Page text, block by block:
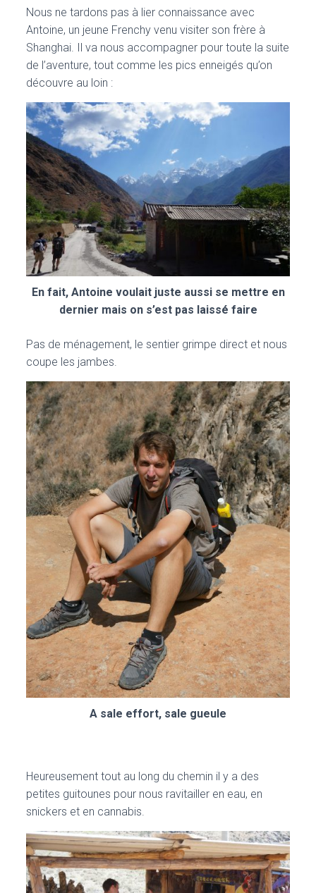
Nous ne tardons pas à lier connaissance avec
Antoine, un jeune Frenchy venu visiter son frère à
Shanghai. Il va nous accompagner pour toute la suite
de l’aventure, tout comme les pics enneigés qu’on
découvre au loin :
En fait, Antoine voulait juste aussi se mettre en
dernier mais on s’est pas laissé faire
Pas de ménagement, le sentier grimpe direct et nous
coupe les jambes.
A sale effort, sale gueule
Heureusement tout au long du chemin il y a des
petites guitounes pour nous ravitailler en eau, en
snickers et en cannabis.